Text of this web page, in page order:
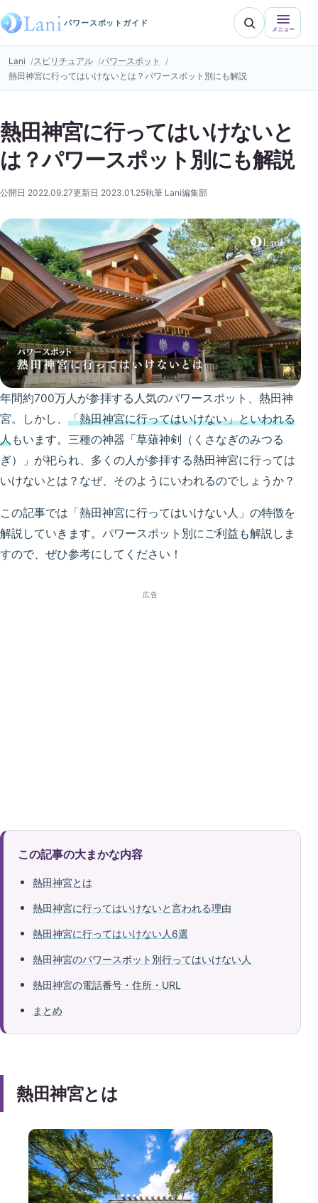
パワースポットガイド
メニュー
Lani スピリチュアル
パワースポット
熱田神宮に行ってはいけないとは？パワースポット別にも解説
熱田神宮に行ってはいけないと
は？パワースポット別にも解説
公開日 2022.09.27更新日 2023.01.25執筆 Lani編集部
年間約700万人が参拝する人気のパワースポット、熱田神
宮。しかし、 「熱田神宮に行ってはいけない」といわれる
人もいます。三種の神器「草薙神剣（くさなぎのみつる
ぎ）」が祀られ、多くの人が参拝する熱田神宮に行っては
いけないとは？なぜ、そのようにいわれるのでしょうか？
この記事では「熱田神宮に行ってはいけない人」の特徴を
解説していきます。パワースポット別にご利益も解説しま
すので、ぜひ参考にしてください！
広告
この記事の大まかな内容
熱田神宮とは
熱田神宮に行ってはいけないと言われる理由
熱田神宮に行ってはいけない人6選
熱田神宮のパワースポット別行ってはいけない人
熱田神宮の電話番号・住所・URL
まとめ
熱田神宮とは